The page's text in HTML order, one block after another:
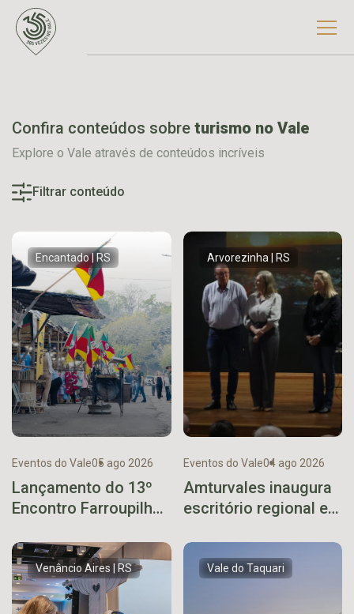
Confira conteúdos sobre turismo no Vale
Explore o Vale através de conteúdos incríveis
Filtrar conteúdo
Encantado | RS
Eventos do Vale05 ago 2026
Lançamento do 13º
Encontro Farroupilha
neste sábado
Arvorezinha | RS
Eventos do Vale04 ago 2026
Amturvales inaugura
escritório regional em
Venâncio Aires | RS Vale do Taquari